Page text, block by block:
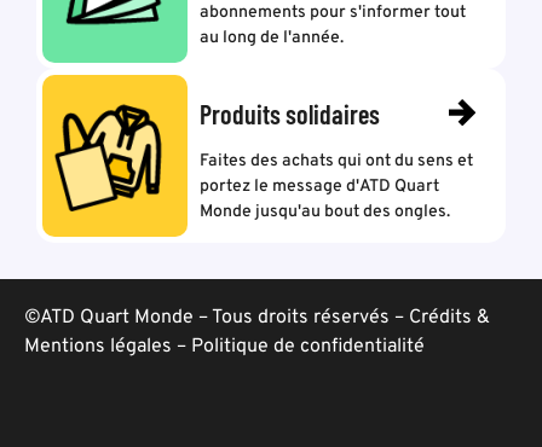
abonnements pour s'informer tout
au long de l'année.
Produits solidaires
Faites des achats qui ont du sens et
portez le message d'ATD Quart
Monde jusqu'au bout des ongles.
©ATD Quart Monde – Tous droits réservés – Crédits &
Mentions légales – Politique de confidentialité